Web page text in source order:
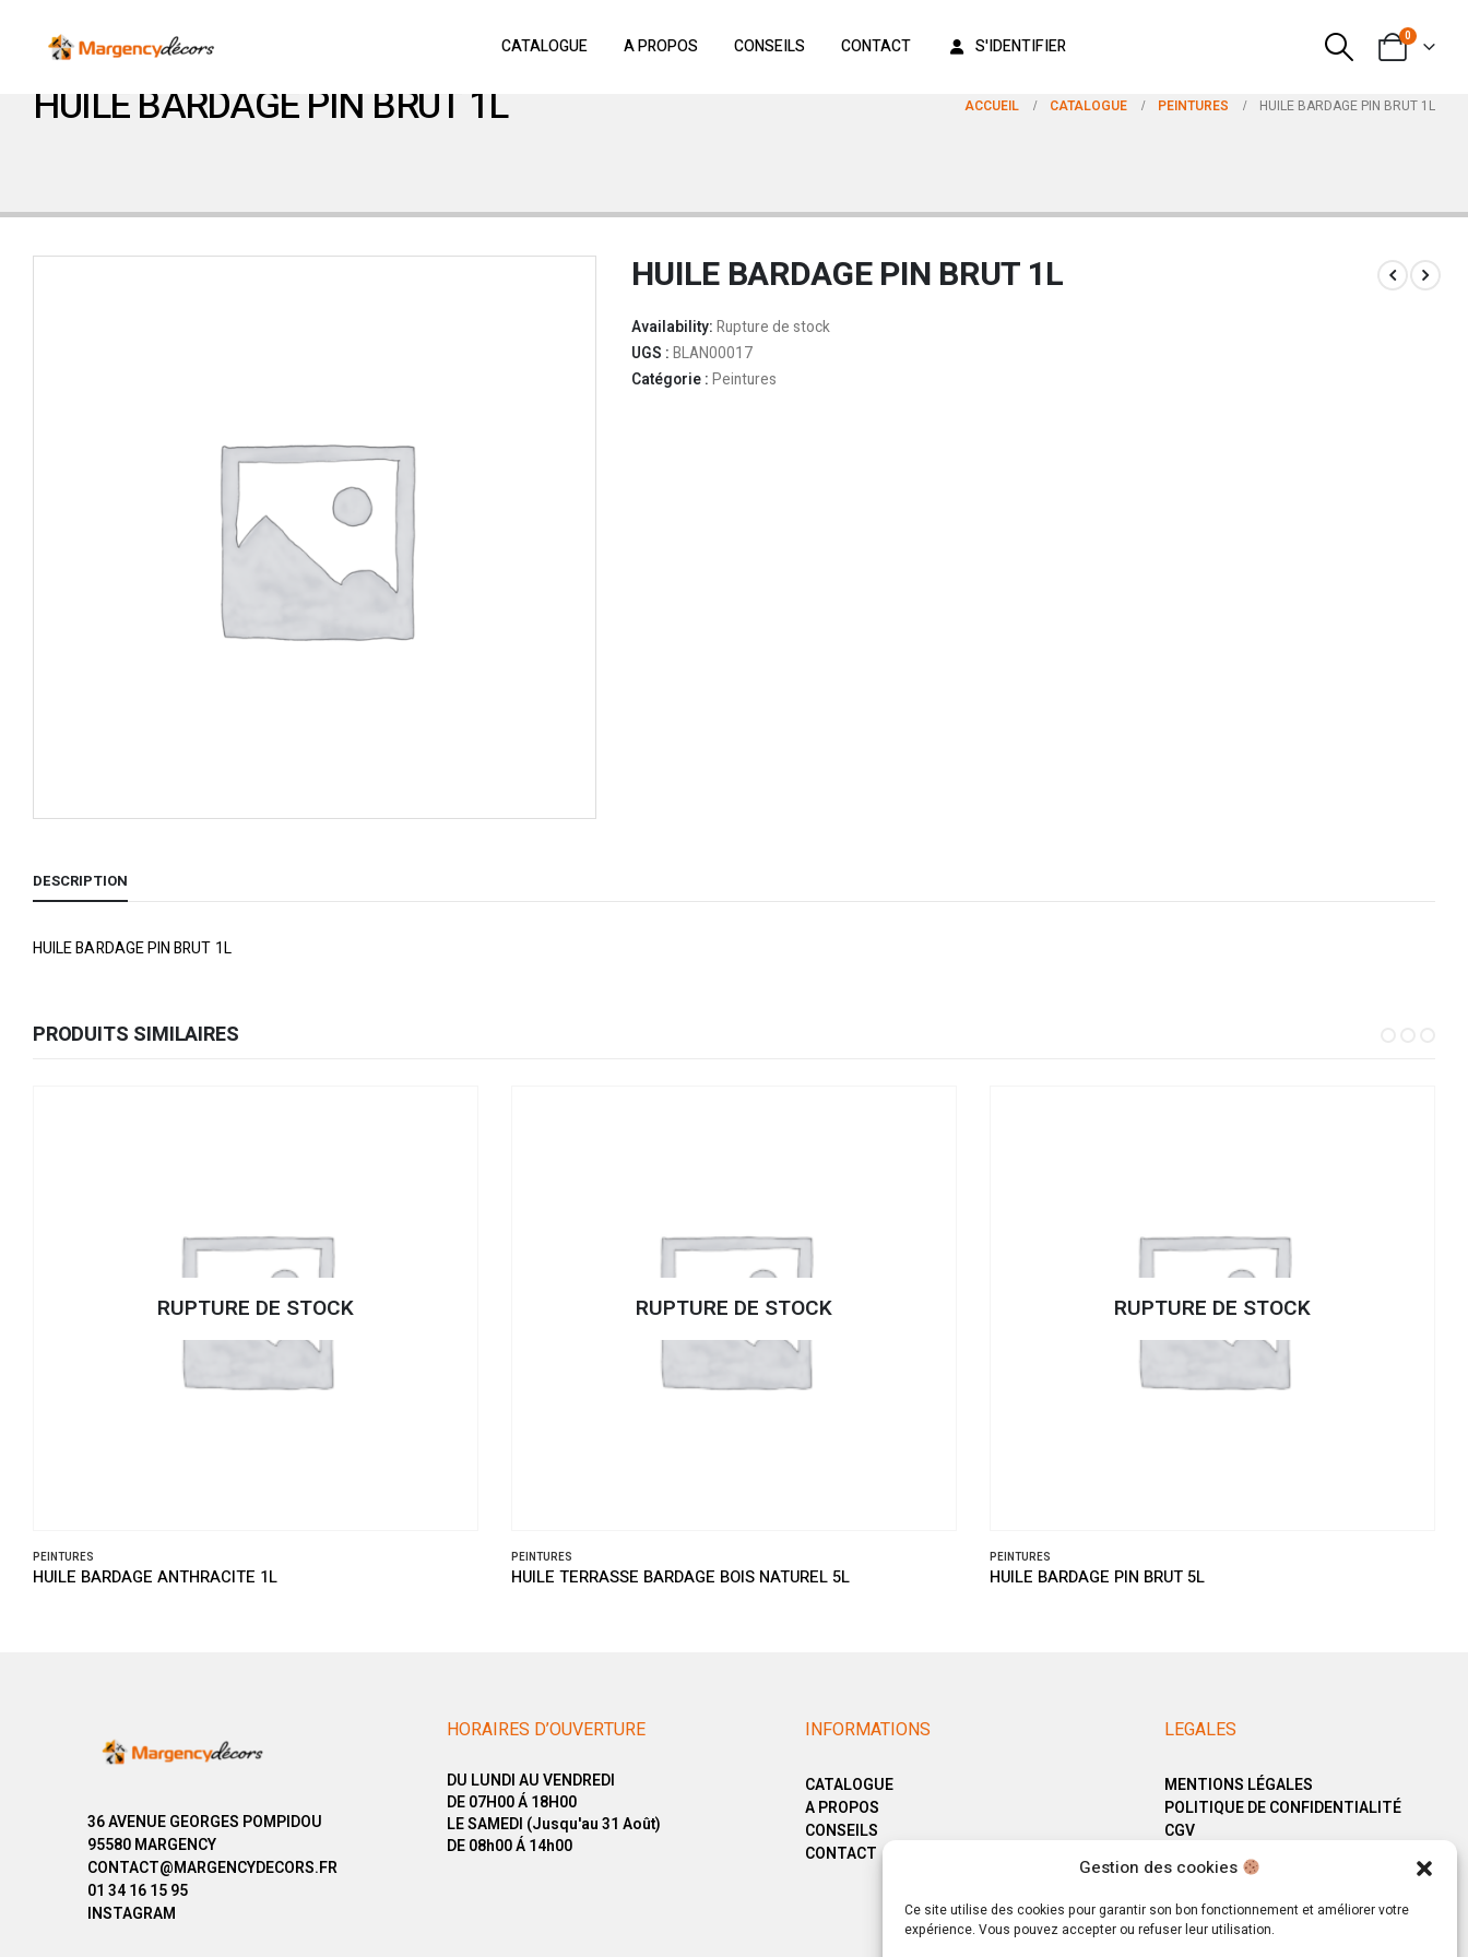
Gestion des cookies
Ce site utilise des cookies pour garantir son bon fonctionnement et améliorer votre
expérience. Vous pouvez accepter ou refuser leur utilisation.
CATALOGUE A PROPOS CONSEILS CONTACT S'IDENTIFIER 0
HUILE BARDAGE PIN BRUT 1L ACCUEIL CATALOGUE PEINTURES HUILE BARDAGE PIN BRUT 1L
HUILE BARDAGE PIN BRUT 1L
Availability: Rupture de stock
UGS : BLAN00017
Catégorie : Peintures
DESCRIPTION
HUILE BARDAGE PIN BRUT 1L
PRODUITS SIMILAIRES
RUPTURE DE STOCK
PEINTURES
HUILE BARDAGE ANTHRACITE 1L
RUPTURE DE STOCK
PEINTURES
HUILE TERRASSE BARDAGE BOIS NATUREL 5L
RUPTURE DE STOCK
PEINTURES
HUILE BARDAGE PIN BRUT 5L
36 AVENUE GEORGES POMPIDOU
95580 MARGENCY
CONTACT@MARGENCYDECORS.FR
01 34 16 15 95
INSTAGRAM
HORAIRES D’OUVERTURE
DU LUNDI AU VENDREDI
DE 07H00 Á 18H00
LE SAMEDI (Jusqu'au 31 Août)
DE 08h00 Á 14h00
INFORMATIONS
CATALOGUE
A PROPOS
CONSEILS
CONTACT
LEGALES
MENTIONS LÉGALES
POLITIQUE DE CONFIDENTIALITÉ
CGV